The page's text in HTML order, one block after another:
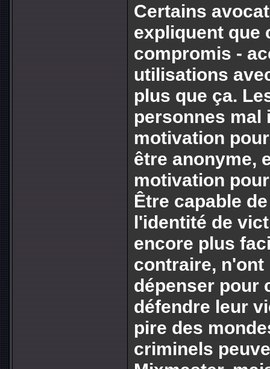
Certains
expliquent que
compromis -
utilisations
plus que ça.
personnes mal
motivation
être anonyme,
motivation
Être capable
l'identité de
encore plus
contraire, n'ont
dépenser pour
défendre leur
pire des
criminels